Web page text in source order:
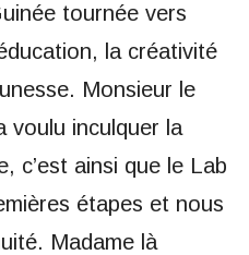
tournée vers
la créativité
Monsieur le
voulu inculquer la
c’est ainsi que le Lab
étapes et nous
Madame là